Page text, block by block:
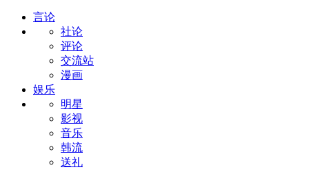
言论
社论
评论
交流站
漫画
娱乐
明星
影视
音乐
韩流
送礼